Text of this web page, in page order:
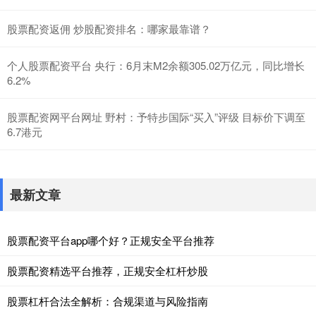
股票配资返佣 炒股配资排名：哪家最靠谱？
个人股票配资平台 央行：6月末M2余额305.02万亿元，同比增长
6.2%
股票配资网平台网址 野村：予特步国际“买入”评级 目标价下调至
6.7港元
最新文章
股票配资平台app哪个好？正规安全平台推荐
股票配资精选平台推荐，正规安全杠杆炒股
股票杠杆合法全解析：合规渠道与风险指南